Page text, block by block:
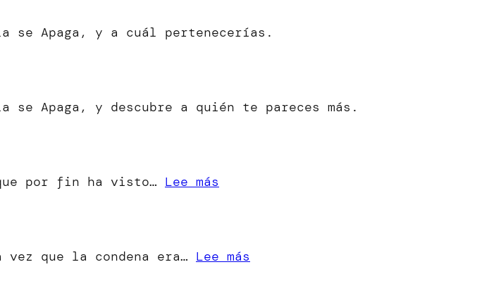
se Apaga, y a cuál pertenecerías.
se Apaga, y descubre a quién te pareces más.
por fin ha visto… Lee más
se
que la condena era… Lee más